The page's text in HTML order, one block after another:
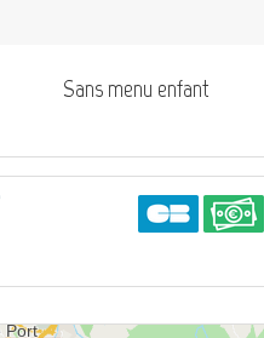
Sans menu enfant